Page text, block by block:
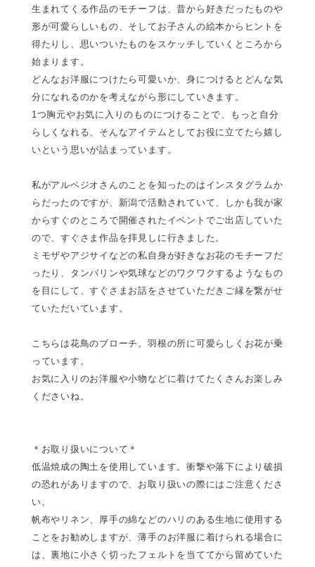
生まれてくる作品のモチーフは、昔から好きだったものや
形が可愛らしいもの、そしてお子さんの絵本からヒントを
得たりし、思いついたものをスケッチしていくところから
始まります。
どんなお洋服につけたら可愛いか、身につけるとどんな気
分になれるのかを考えながら形にしていきます。
1つ胸元やお気に入りのものにつけることで、もっと自分
らしくなれる、そんなアイテムとしてお役に立てたら嬉し
いという思いが詰まっています。
私がアルペジオさんのことを知ったのはインスタグラムか
らだったのですが、新潟で活動されていて、しかも我が家
からすぐのところで開催されたイベントでご出店していた
ので、すぐさま作品を拝見しに行きました。
ミモザやアジサイなどの私自身が好きなお花のモチーフだ
ったり、タンバリンや気球などのワクワクするようなもの
を目にして、すぐさまお話をさせていただきご縁を繋がせ
ていただいています。
こちらは花鳥のブローチ。羽根の所に可愛らしくお花が乗
っています。
お気に入りのお洋服や小物などに着けてたくさんお楽しみ
くださいね。
＊お取り扱いについて＊
低温焼成の陶土を使用しています。衝撃や落下により破損
の恐れがありますので、お取り扱いの際にはご注意くださ
い。
帆布やリネン、厚手の綿などのハリのある生地に使用する
ことをお勧めしますが、薄手のお洋服に着けられる場合に
は、裏地に小さく切ったフェルトを当ててから留めていた